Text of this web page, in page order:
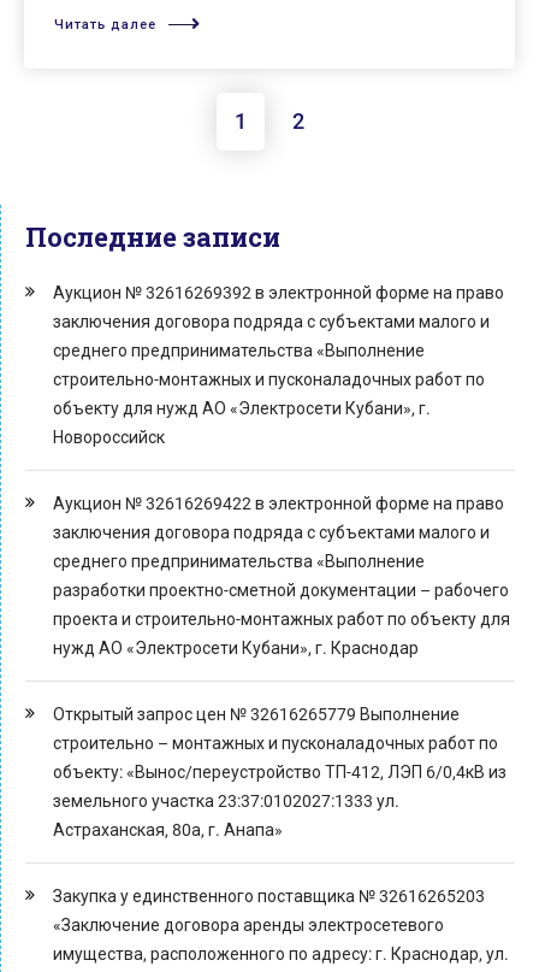
Читать далее
1 2
Последние записи
Аукцион № 32616269392 в электронной форме на право
заключения договора подряда с субъектами малого и
среднего предпринимательства «Выполнение
строительно-монтажных и пусконаладочных работ по
объекту для нужд АО «Электросети Кубани», г.
Новороссийск
Аукцион № 32616269422 в электронной форме на право
заключения договора подряда с субъектами малого и
среднего предпринимательства «Выполнение
разработки проектно-сметной документации – рабочего
проекта и строительно-монтажных работ по объекту для
нужд АО «Электросети Кубани», г. Краснодар
Открытый запрос цен № 32616265779 Выполнение
строительно – монтажных и пусконаладочных работ по
объекту: «Вынос/переустройство ТП-412, ЛЭП 6/0,4кВ из
земельного участка 23:37:0102027:1333 ул.
Астраханская, 80а, г. Анапа»
Закупка у единственного поставщика № 32616265203
«Заключение договора аренды электросетевого
имущества, расположенного по адресу: г. Краснодар, ул.